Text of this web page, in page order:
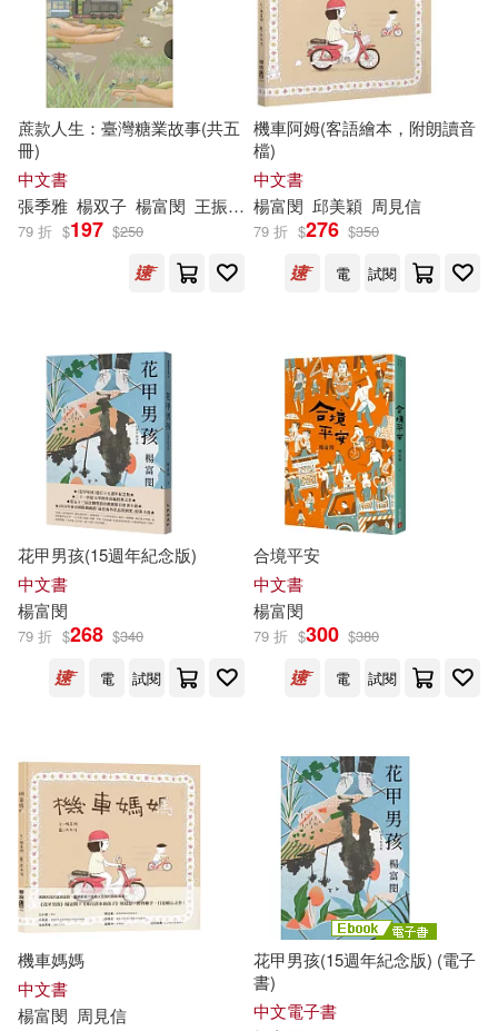
張馨潔(2) 徐國能(2)
徐禎苓(2) 李秉樺(2)
莫澄(2) 蕭詒徽(2)
言叔夏(2) 許閔淳(2)
謝鑫佑(2)
鍾玲(2)
陳智德(2)
陳顥仁(2) 高博倫(2)
黃家祥(2) 何寄澎(1)
余光中(1) 傅承得(1)
劉少雄(1) 姜泰宇(1)
孫大川(1)
廖輝英(1)
心岱(1)
九歌(26) 聯經出版公司(7)
i聽聽(6)
印刻(2)
國立臺灣大學出版中心(2)
文化部文化資產局(2)
文訊雜誌社(2) 新銳數位(1)
蔚藍文化(1)
(可複選)
可海外宅配(36)
可港澳店取(36)
可新加坡店取(36)
可菲律賓店取(36)
適合手機平板閱讀(9)
適合平板閱讀(3)
其他 (可複選)
現在可購買商品(41)
蔗款人生：臺灣糖業故事(共五
冊)
中文書
張季雅 楊双子 楊富閔 王振愷 蕭秀琴
79 折 $197 $250
機車阿姆(客語繪本，附朗讀音
檔)
中文書
楊富閔 邱美穎 周見信
79 折 $276 $350
電
試閱
花甲男孩(15週年紀念版)
中文書
楊富閔
79 折 $268 $340
電
試閱
合境平安
中文書
楊富閔
79 折 $300 $380
電
試閱
機車媽媽
中文書
楊富閔 周見信
花甲男孩(15週年紀念版) (電子
書)
中文電子書